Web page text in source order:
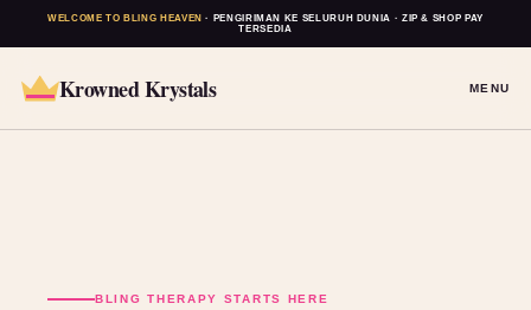
WELCOME TO BLING HEAVEN · PENGIRIMAN KE SELURUH DUNIA · ZIP & SHOP PAY
TERSEDIA
Krowned Krystals MENU
BLING THERAPY STARTS HERE